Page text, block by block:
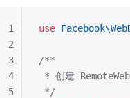
use
/**
* 创建
*/
1
2
3
4
5